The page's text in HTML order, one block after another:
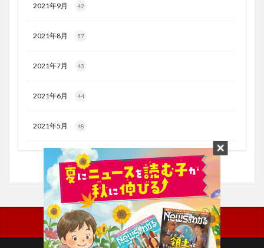
2021年9月 42
2021年8月 57
2021年7月 43
2021年6月 44
2021年5月 48